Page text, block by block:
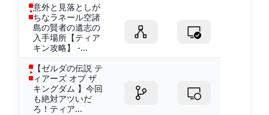
意外と見落としが
ちなラネール空諸
島の賢者の遺志の
入手場所【ティア
キン攻略】 -...
【ゼルダの伝説 テ
ィアーズ オブ ザ
キングダム 】今回
も絶対アツいだ
ろ！ティア...